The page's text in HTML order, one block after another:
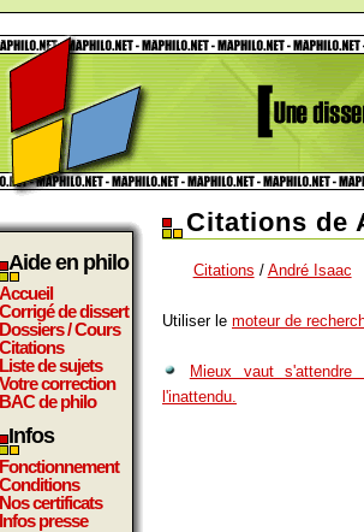
Aide en philo
Accueil
Corrigé de dissert
Dossiers / Cours
Citations
Liste de sujets
Votre correction
BAC de philo
Infos
Fonctionnement
Conditions
Nos certificats
Infos presse
Citations de
Citations / André Isaac
Utiliser le moteur de
Mieux vaut
l'inattendu.